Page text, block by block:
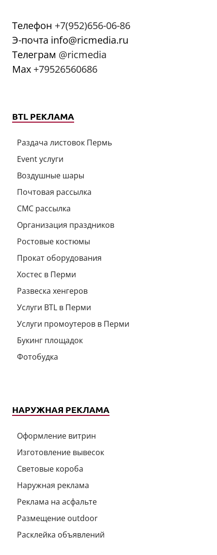
Телефон +7(952)656-06-86
Э-почта info@ricmedia.ru
Телеграм @ricmedia
Мах +79526560686
BTL РЕКЛАМА
Раздача листовок Пермь
Event услуги
Воздушные шары
Почтовая рассылка
СМС рассылка
Организация праздников
Ростовые костюмы
Прокат оборудования
Хостес в Перми
Развеска хенгеров
Услуги BTL в Перми
Услуги промоутеров в Перми
Букинг площадок
Фотобудка
НАРУЖНАЯ РЕКЛАМА
Оформление витрин
Изготовление вывесок
Световые короба
Наружная реклама
Реклама на асфальте
Размещение outdoor
Расклейка объявлений